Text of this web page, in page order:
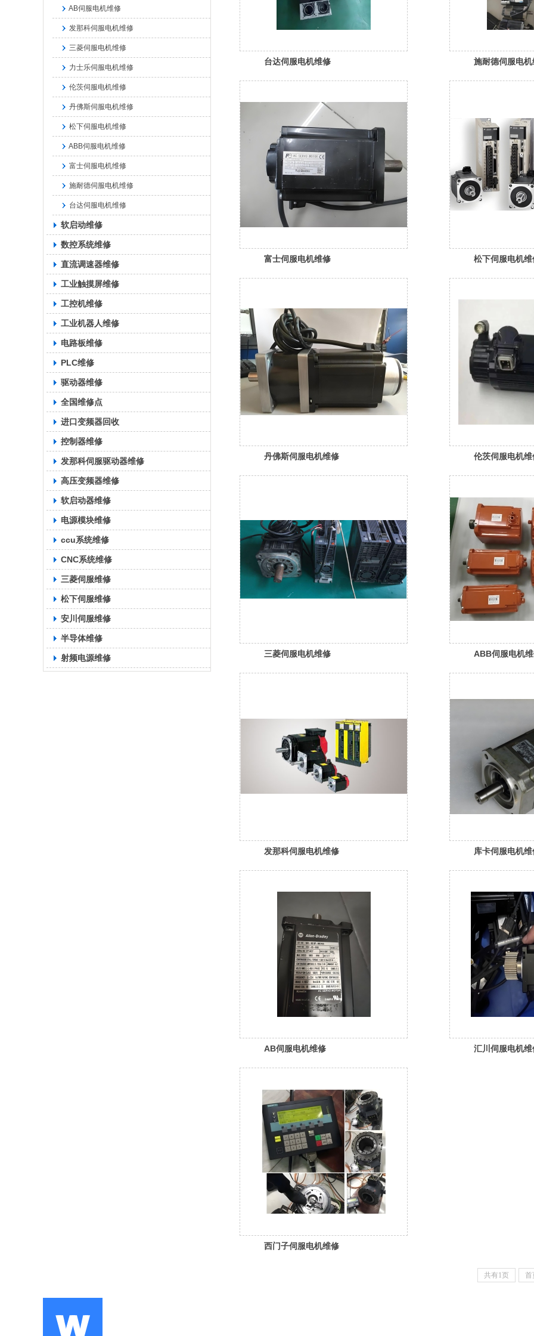
AB伺服电机维修
发那科伺服电机维修
三菱伺服电机维修
力士乐伺服电机维修
伦茨伺服电机维修
丹佛斯伺服电机维修
松下伺服电机维修
ABB伺服电机维修
富士伺服电机维修
施耐德伺服电机维修
台达伺服电机维修
软启动维修
数控系统维修
直流调速器维修
工业触摸屏维修
工控机维修
工业机器人维修
电路板维修
PLC维修
驱动器维修
全国维修点
进口变频器回收
控制器维修
发那科伺服驱动器维修
高压变频器维修
软启动器维修
电源模块维修
ccu系统维修
CNC系统维修
三菱伺服维修
松下伺服维修
安川伺服维修
半导体维修
射频电源维修
台达伺服电机维修 施耐德伺服电机
富士伺服电机维修 松下伺服电机维
丹佛斯伺服电机维修 伦茨伺服电机维
三菱伺服电机维修 ABB伺服电机
发那科伺服电机维修 库卡伺服电机维
AB伺服电机维修 汇川伺服电机维
西门子伺服电机维修
共有1页 首